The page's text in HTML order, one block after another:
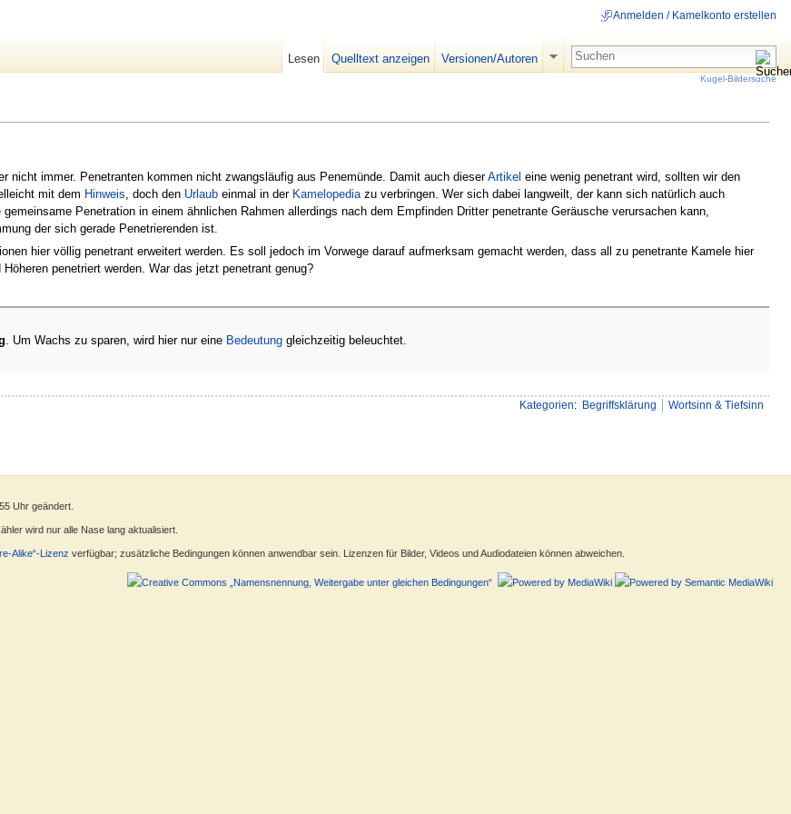
nicht immer. Penetranten kommen nicht zwangsläufig aus Penemünde. Damit auch dieserArtikel eine wenig penetrant wird, sollten wir den
mit dem Hinweis , doch den Urlaub einmal in der Kamelopedia zu verbringen. Wer sich dabei langweilt, der kann sich natürlich auch
gemeinsame Penetration in einem ähnlichen Rahmen allerdings nach dem Empfinden Dritter penetrante Geräusche verursachen kann,
der sich gerade Penetrierenden ist.
hier völlig penetrant erweitert werden. Es soll jedoch im Vorwege darauf aufmerksam gemacht werden, dass all zu penetrante Kamele hier
penetriert werden. War das jetzt penetrant genug?
. Um Wachs zu sparen, wird hier nur eine Bedeutung gleichzeitig beleuchtet.
Kategorien: Begriffsklärung Wortsinn & Tiefsinn
Anmelden / Kamelkonto erstellen
Lesen Quelltext anzeigen Versionen/Autoren
Kugel-Bildersuche
Uhr geändert.
wird nur alle Nase lang aktualisiert.
Alike“-Lizenz verfügbar; zusätzliche Bedingungen können anwendbar sein. Lizenzen für Bilder, Videos und Audiodateien können abweichen.